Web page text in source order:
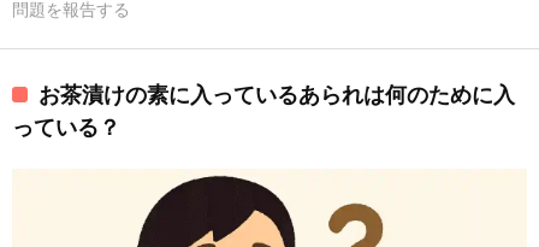
問題を報告する
お茶漬けの素に入っているあられは何のために入
っている？